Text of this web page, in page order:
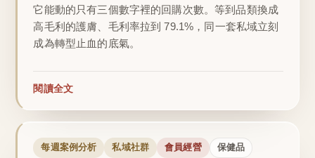
它能動的只有三個數字裡的回購次數。等到品類換成
高毛利的護膚、毛利率拉到 79.1%，同一套私域立刻
成為轉型止血的底氣。
閱讀全文
每週案例分析 私域社群 會員經營 保健品